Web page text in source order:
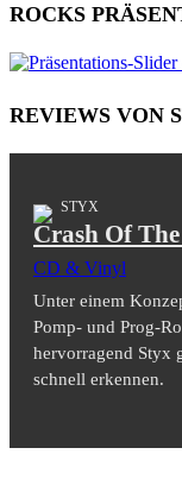
ROCKS
REVIEWS VON
STYX
Crash Of
CD & Vinyl
Unter einem
Pomp- und Prog-
hervorragend Styx
schnell erkennen.